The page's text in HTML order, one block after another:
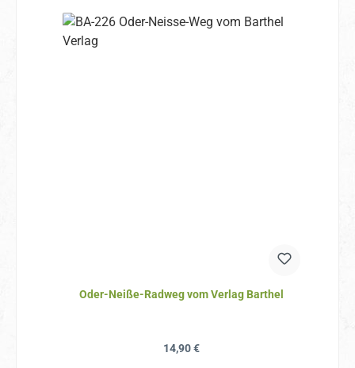
Oder-Neiße-Radweg vom Verlag Barthel
Regulärer Preis:
14,90 €